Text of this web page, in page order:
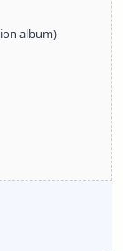
album)